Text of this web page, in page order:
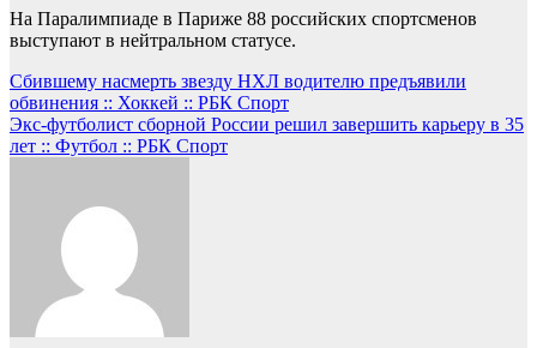
На Паралимпиаде в Париже 88 российских спортсменов
выступают в нейтральном статусе.
Навигация
по
записям
Сбившему насмерть звезду НХЛ водителю предъявили
обвинения :: Хоккей :: РБК Спорт
Экс-футболист сборной России решил завершить карьеру в 35
лет :: Футбол :: РБК Спорт